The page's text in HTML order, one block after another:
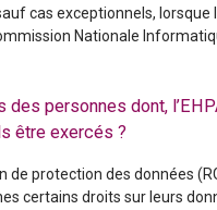
cas exceptionnels, lorsque
Nationale
des personnes dont,
être exercés ?
de protection des données
certains droits sur leurs